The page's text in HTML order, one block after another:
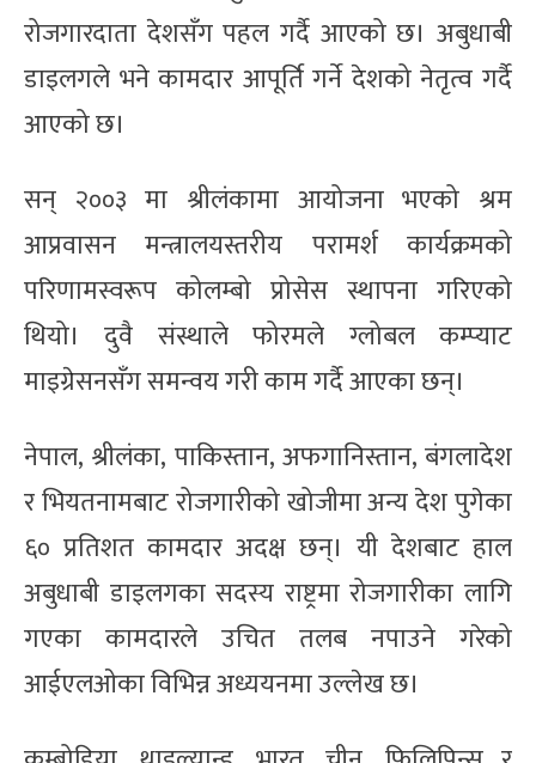
रोजगारदाता देशसँग पहल गर्दै आएको छ। अबुधाबी
डाइलगले भने कामदार आपूर्ति गर्ने देशको नेतृत्व गर्दै
आएको छ।
सन् २००३ मा श्रीलंकामा आयोजना भएको श्रम
आप्रवासन मन्त्रालयस्तरीय परामर्श कार्यक्रमको
परिणामस्वरूप कोलम्बो प्रोसेस स्थापना गरिएको
थियो। दुवै संस्थाले फोरमले ग्लोबल कम्प्याट
माइग्रेसनसँग समन्वय गरी काम गर्दै आएका छन्।
नेपाल, श्रीलंका, पाकिस्तान, अफगानिस्तान, बंगलादेश
र भियतनामबाट रोजगारीको खोजीमा अन्य देश पुगेका
६० प्रतिशत कामदार अदक्ष छन्। यी देशबाट हाल
अबुधाबी डाइलगका सदस्य राष्ट्रमा रोजगारीका लागि
गएका कामदारले उचित तलब नपाउने गरेको
आईएलओका विभिन्न अध्ययनमा उल्लेख छ।